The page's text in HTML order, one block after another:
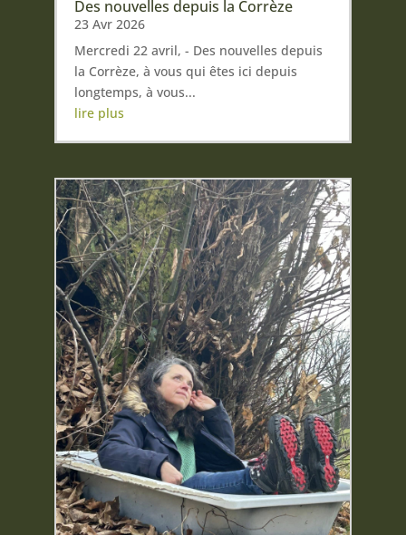
Des nouvelles depuis la Corrèze
23 Avr 2026
Mercredi 22 avril, - Des nouvelles depuis
la Corrèze, à vous qui êtes ici depuis
longtemps, à vous...
lire plus